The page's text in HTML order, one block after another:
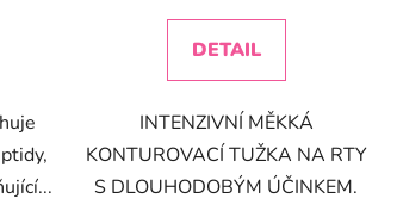
DETAIL
INTENZIVNÍ MĚKKÁ
KONTUROVACÍ TUŽKA NA RTY
S DLOUHODOBÝM ÚČINKEM.